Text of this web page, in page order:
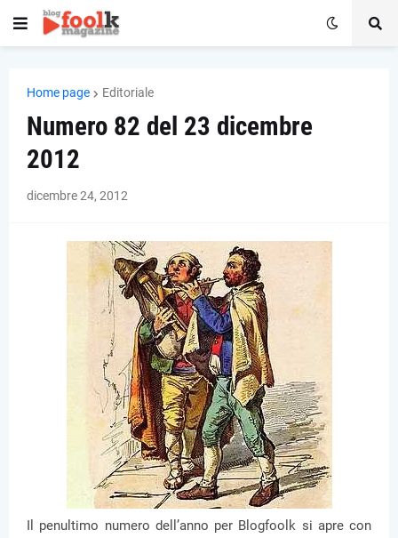
Home page Editoriale
Numero 82 del 23 dicembre
2012
dicembre 24, 2012
Il penultimo numero dell’anno per Blogfoolk si apre con